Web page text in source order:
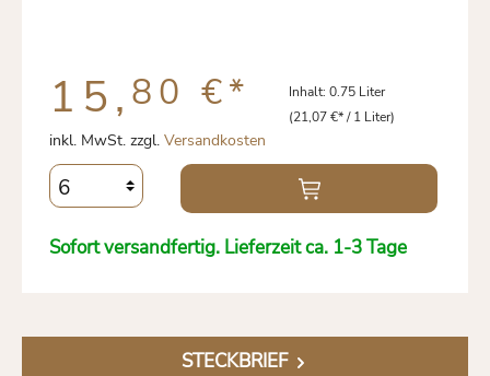
15, 80 €* Inhalt: 0.75 Liter
(21,07 €* / 1 Liter)
inkl. MwSt. zzgl. Versandkosten
Sofort versandfertig. Lieferzeit ca. 1-3 Tage
STECKBRIEF